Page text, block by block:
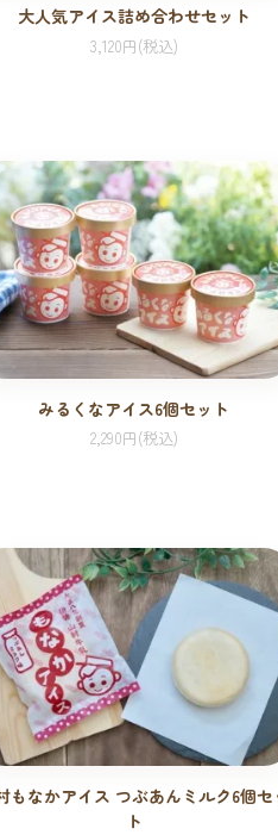
大人気アイス詰め合わせセット
3,120円(税込)
みるくなアイス6個セット
2,290円(税込)
もなかアイス つぶあんミルク6個セ
ト